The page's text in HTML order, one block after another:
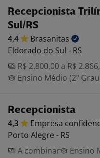
Recepcionista
Sul/RS
4,4
Brasanitas
Eldorado do Sul - RS
R$ 2.800,00 a R$
Ensino Médio (2º
Recepcionista
4,3 Empresa
Porto Alegre - RS
A combinar
Ensino